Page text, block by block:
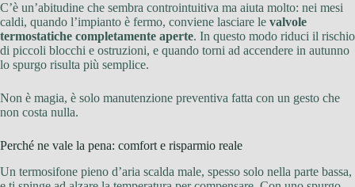
C’è un’abitudine che sembra controintuitiva ma aiuta molto: nei mesi
caldi, quando l’impianto è fermo, conviene lasciare le valvole
termostatiche completamente aperte. In questo modo riduci il rischio
di piccoli blocchi e ostruzioni, e quando torni ad accendere in autunno
lo spurgo risulta più semplice.
Non è magia, è solo manutenzione preventiva fatta con un gesto che
non costa nulla.
Perché ne vale la pena: comfort e risparmio reale
Un termosifone pieno d’aria scalda male, spesso solo nella parte bassa,